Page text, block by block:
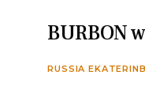
BURBON
RUSSIA